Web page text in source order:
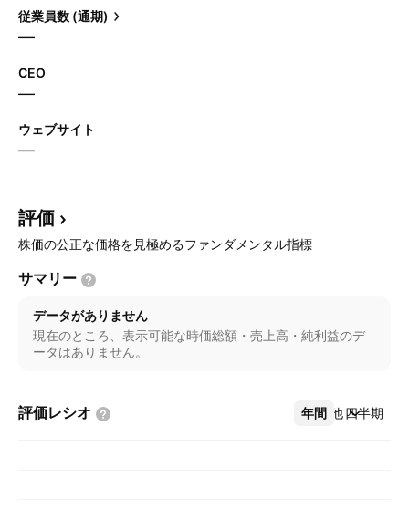
従業員数 (通期)
—
CEO
—
ウェブサイト
—
評価
株価の公正な価格を見極めるファンダメンタル指標
サマリー
データがありません
現在のところ、表示可能な時価総額・売上高・純利益のデ
ータはありません。
評価レシオ 年間 四半期
その他